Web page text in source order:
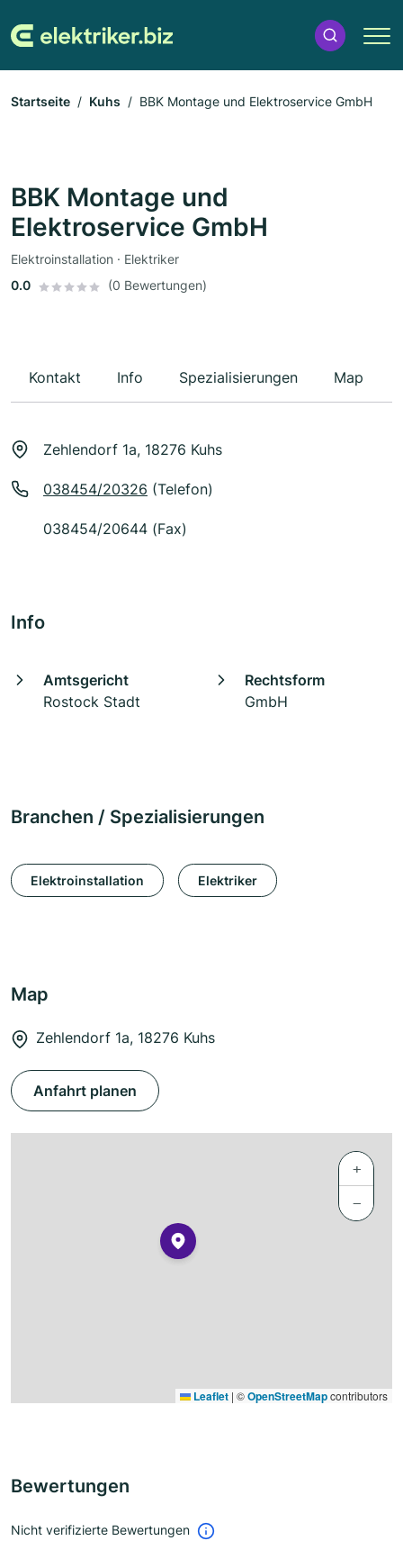
Startseite Kuhs BBK Montage und Elektroservice GmbH
BBK Montage und
Elektroservice GmbH
Elektroinstallation · Elektriker
0.0
(0 Bewertungen)
Kontakt Info Spezialisierungen Map
Zehlendorf 1a, 18276 Kuhs
038454/20326 (Telefon)
038454/20644 (Fax)
Info
Amtsgericht
Rostock Stadt
Rechtsform
GmbH
Branchen / Spezialisierungen
Elektroinstallation Elektriker
Map
Zehlendorf 1a, 18276 Kuhs
Anfahrt planen
+
−
Leaflet | ©OpenStreetMapcontributors
Bewertungen
Nicht verifizierte Bewertungen